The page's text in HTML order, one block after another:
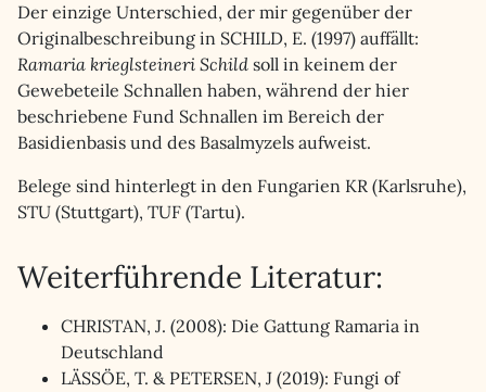
Der einzige Unterschied, der mir gegenüber der
Originalbeschreibung in SCHILD, E. (1997) auffällt:
Ramaria krieglsteineri Schild soll in keinem der
Gewebeteile Schnallen haben, während der hier
beschriebene Fund Schnallen im Bereich der
Basidienbasis und des Basalmyzels aufweist.
Belege sind hinterlegt in den Fungarien KR (Karlsruhe),
STU (Stuttgart), TUF (Tartu).
Weiterführende Literatur:
CHRISTAN, J. (2008): Die Gattung Ramaria in
Deutschland
LÄSSÖE, T. & PETERSEN, J (2019): Fungi of